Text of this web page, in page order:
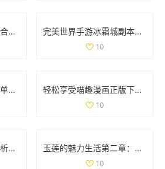
公愆憩止痒在玉米地的合法性解析与相关问题探讨 完美世界手游冰霜城副本高效通关技巧全面解析攻略
10
在教授的教导下轻松记单词的趣味电影推荐 轻松享受喵趣漫画正版下载，探索猫咪世界的乐趣
10
洛克王国史小韵技能解析与专属技能全面解读 玉莲的魅力生活第二章：探索爱情与激情的旅程
10